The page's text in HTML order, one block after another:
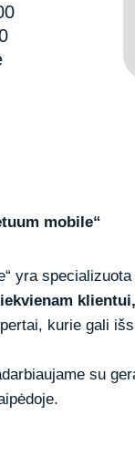
mobile“
yra
kurie gali
su